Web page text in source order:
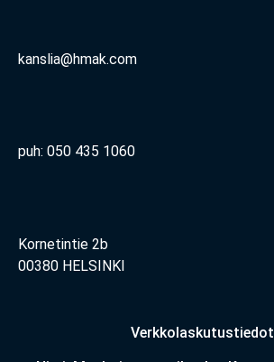
kanslia@hmak.com
puh: 050 435 1060
Kornetintie 2b
00380 HELSINKI
Verkkolaskutustiedot